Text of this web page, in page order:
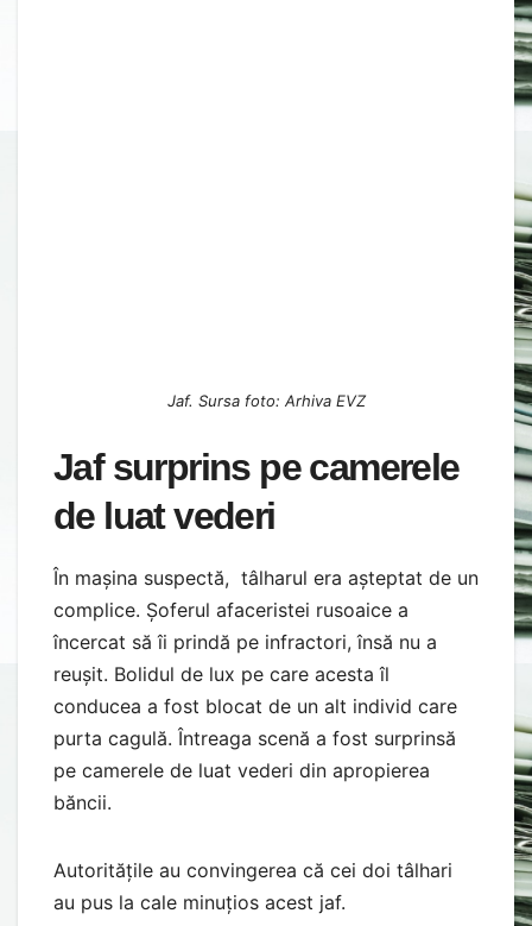
Jaf. Sursa foto: Arhiva EVZ
Jaf surprins pe camerele
de luat vederi
În mașina suspectă, tâlharul era așteptat de un
complice. Șoferul afaceristei rusoaice a
încercat să îi prindă pe infractori, însă nu a
reușit. Bolidul de lux pe care acesta îl
conducea a fost blocat de un alt individ care
purta cagulă. Întreaga scenă a fost surprinsă
pe camerele de luat vederi din apropierea
băncii.
Autoritățile au convingerea că cei doi tâlhari
au pus la cale minuțios acest jaf.